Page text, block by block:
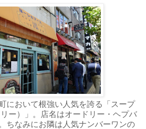
において根強い人気を誇る「スープ
ー）」。店名はオードリー・ヘプバ
ちなみにお隣は人気ナンバーワンの